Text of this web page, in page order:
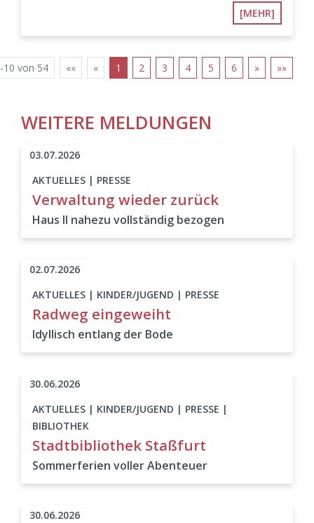
[MEHR]
10 von 54 «« « 1 2 3 4 5 6 » »»
WEITERE MELDUNGEN
AKTUELLES | PRESSE
Verwaltung wieder zurück
Haus II nahezu vollständig bezogen
03.07.2026
AKTUELLES | KINDER/JUGEND | PRESSE
Radweg eingeweiht
Idyllisch entlang der Bode
02.07.2026
AKTUELLES | KINDER/JUGEND | PRESSE |
BIBLIOTHEK
Stadtbibliothek Staßfurt
Sommerferien voller Abenteuer
30.06.2026
30.06.2026